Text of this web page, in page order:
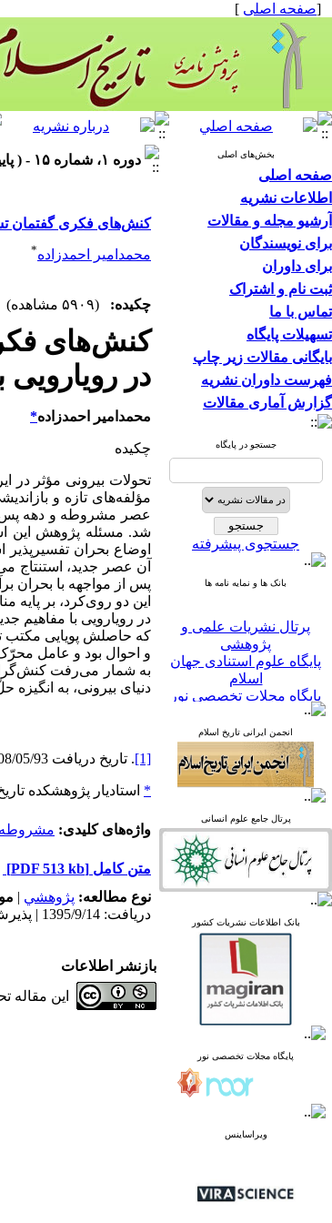
[صفحه اصلی ]
بخش‌های اصلی
صفحه اصلی
اطلاعات نشریه
آرشیو مجله و مقالات
برای نویسندگان
برای داوران
ثبت نام و اشتراک
تماس با ما
تسهیلات پایگاه
بایگانی مقالات زیر چاپ
فهرست داوران نشریه
گزارش آماری مقالات
جستجو در پایگاه
جستجوی پیشرفته
بانک ها و نمایه نامه ها
پرتال نشریات علمی و
پژوهشی
پایگاه علوم استنادی جهان
اسلام
پایگاه مجلات تخصصی نور
پایگاه مرکز اطلاعات جهاد
پرتال جامع علوم انسانی
بانک اطلاعات نشریات
کشور
google scholar
linked in
پرتال نشریات علمی و
پژوهشی
پایگاه علوم استنادی جهان
اسلام
پایگاه مجلات تخصصی نور
پایگاه مرکز اطلاعات جهاد
دانشگاهی
پرتال جامع علوم انسانی
بانک اطلاعات نشریات
کشور
google scholar
linked in
Academia
انجمن ایرانی تاریخ اسلام
پرتال جامع علوم انسانی
بانک اطلاعات نشریات کشور
پایگاه مجلات تخصصی نور
ویراساینس
دوره ۱، شماره ۱۵ - ( پاییز ۱۳۹۳ )
کنش‌های فکری گفتمان
محمدامیر احمدزاده*
چکیده: (۵۹۰۹ مشاهده)
کنش‌های
در
محمدامیر احمدزاده*
چکیده
تحولات بیرونی مؤثر در
مؤلفه‌های تازه و
عصر مشروطه و دهه پس
شد. مسئله پژوهش این
اوضاع بحران
آن عصر جدید، استنتاج
پس از مواجهه با بحران
این دو روی‌کرد، بر پایه
در رویارویی با مفاهیم
که حاصلش پویایی مکتب
و احوال بود و عامل
به شمار می‌رفت کنش‌گران
دنیای بیرونی، به
[1]. تاریخ دریافت 08/05/93؛ تاریخ پذیرش10/09/93.
* استادیار پژوهشکده
واژه‌های کلیدی:
متن کامل [PDF 513 kb]
نوع مطالعه: پژوهشي |
دریافت: 1395/9/14 | پذیرش: 1395/9/14
بازنشر اطلاعات
این مقاله